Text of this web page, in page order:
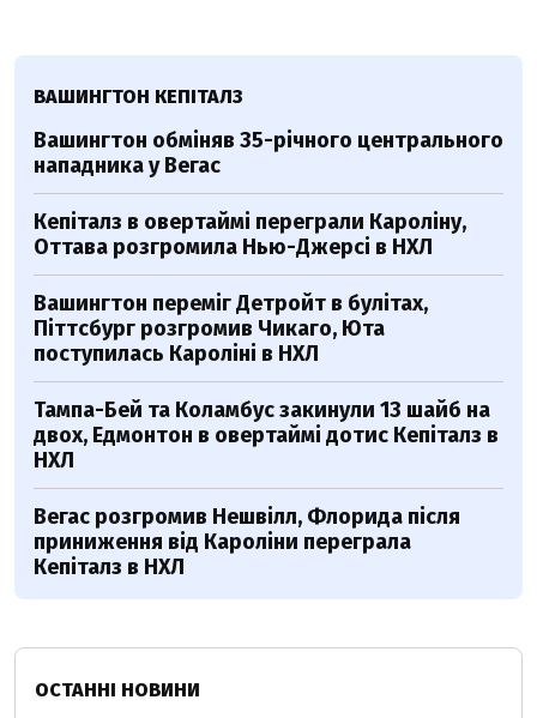
ВАШИНГТОН КЕПІТАЛЗ
Вашингтон обміняв 35-річного центрального
нападника у Вегас
Кепіталз в овертаймі переграли Кароліну,
Оттава розгромила Нью-Джерсі в НХЛ
Вашингтон переміг Детройт в булітах,
Піттсбург розгромив Чикаго, Юта
поступилась Кароліні в НХЛ
Тампа-Бей та Коламбус закинули 13 шайб на
двох, Едмонтон в овертаймі дотис Кепіталз в
НХЛ
Вегас розгромив Нешвілл, Флорида після
приниження від Кароліни переграла
Кепіталз в НХЛ
ОСТАННІ НОВИНИ